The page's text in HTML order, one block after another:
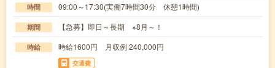
時間 09:00～17:30(実働7時間30分 休憩1時間)
期間 【急募】即日～長期 ※8月～！
時給 時給1600円 月収例 240,000円
交通費